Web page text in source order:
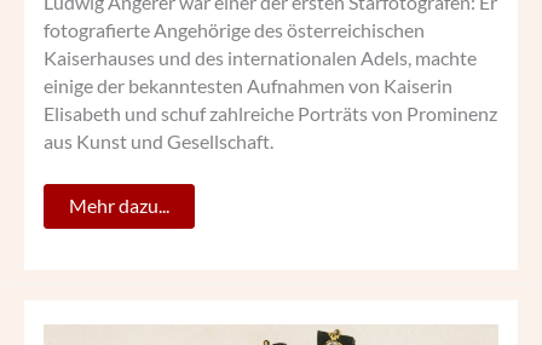
fotografierte Angehörige des österreichischen
Kaiserhauses und des internationalen Adels, machte
einige der bekanntesten Aufnahmen von Kaiserin
Elisabeth und schuf zahlreiche Porträts von Prominenz
aus Kunst und Gesellschaft.
Mehr dazu...
GEORGE